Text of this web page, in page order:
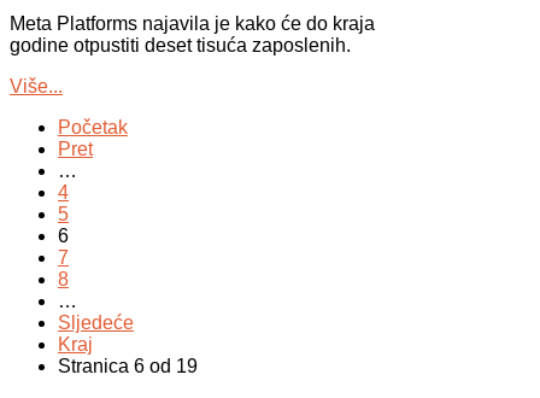
Meta Platforms najavila je kako će do kraja
godine otpustiti deset tisuća zaposlenih.
Više...
Početak
Pret
…
4
5
6
7
8
…
Sljedeće
Kraj
Stranica 6 od 19